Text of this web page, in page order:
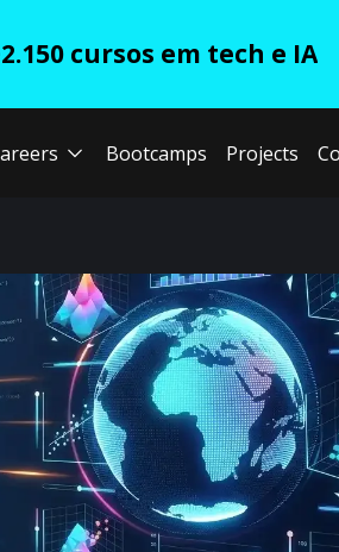
cursos em tech e IA
Bootcamps Projects